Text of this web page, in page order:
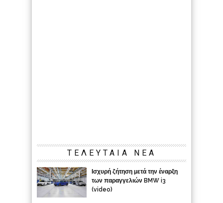
ΤΕΛΕΥΤΑΙΑ ΝΕΑ
Ισχυρή ζήτηση μετά την έναρξη
των παραγγελιών BMW i3
(video)